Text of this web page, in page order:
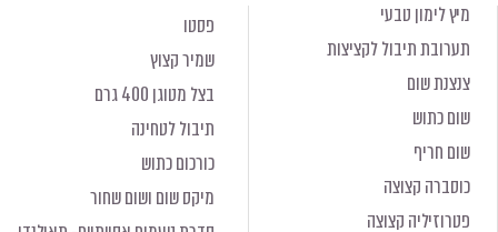
מיץ לימון טבעי
תערובת תיבול לקציצות
צנצנת שום
שום כתוש
שום חריף
כוסברה קצוצה
פטרוזיליה קצוצה
פסטו
שמיר קצוץ
בצל מטוגן 400 גרם
תיבול לטחינה
כורכום כתוש
מיקס שום ושום שחור